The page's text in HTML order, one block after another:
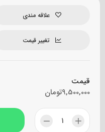
علاقه مندی
تغییر قیمت
قیمت
تومان9,500,000